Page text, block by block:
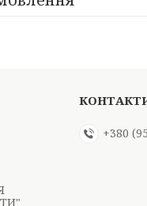
+380